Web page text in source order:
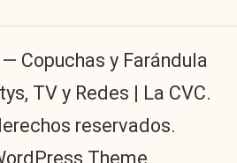
Copuchas y Farándula
TV y Redes | La CVC.
reservados.
Theme